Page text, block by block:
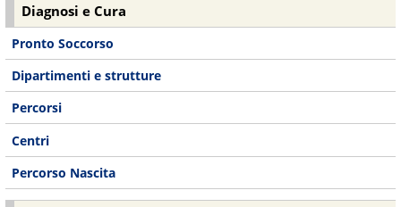
Diagnosi e Cura
Pronto Soccorso
Dipartimenti e strutture
Percorsi
Centri
Percorso Nascita